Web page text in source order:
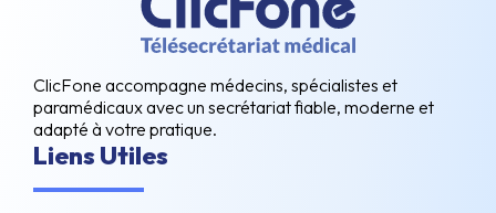
ClicFone accompagne médecins, spécialistes et
paramédicaux avec un secrétariat fiable, moderne et
adapté à votre pratique.
Liens Utiles